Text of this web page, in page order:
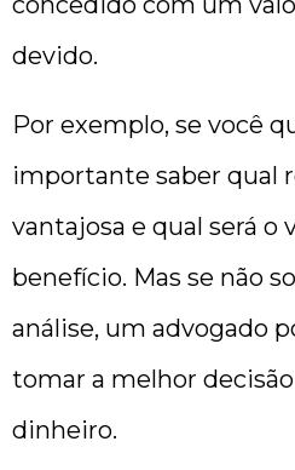
devido.
Por exemplo, se você
importante saber qual
vantajosa e qual será o
benefício. Mas se não
análise, um advogado
tomar a melhor
dinheiro.